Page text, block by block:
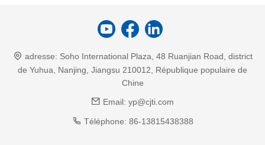
adresse: Soho International Plaza, 48 Ruanjian Road, district
de Yuhua, Nanjing, Jiangsu 210012, République populaire de
Chine
Email: yp@cjti.com
Téléphone: 86-13815438388